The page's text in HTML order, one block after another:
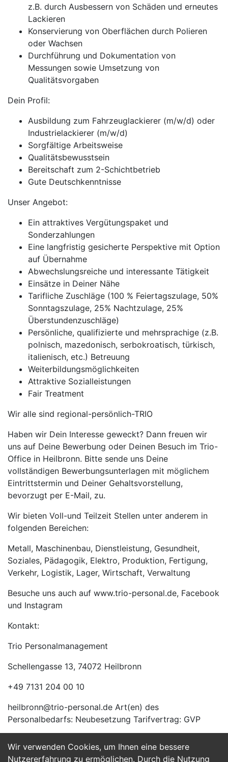
Wir verwenden Cookies, um Ihnen eine bessere
Nutzererfahrung zu ermöglichen. Durch die Nutzung
z.B. durch Ausbessern von Schäden und erneutes
Lackieren
Konservierung von Oberflächen durch Polieren
oder Wachsen
Durchführung und Dokumentation von
Messungen sowie Umsetzung von
Qualitätsvorgaben
Dein Profil:
Ausbildung zum Fahrzeuglackierer (m/w/d) oder
Industrielackierer (m/w/d)
Sorgfältige Arbeitsweise
Qualitätsbewusstsein
Bereitschaft zum 2-Schichtbetrieb
Gute Deutschkenntnisse
Unser Angebot:
Ein attraktives Vergütungspaket und
Sonderzahlungen
Eine langfristig gesicherte Perspektive mit Option
auf Übernahme
Abwechslungsreiche und interessante Tätigkeit
Einsätze in Deiner Nähe
Tarifliche Zuschläge (100 % Feiertagszulage, 50%
Sonntagszulage, 25% Nachtzulage, 25%
Überstundenzuschläge)
Persönliche, qualifizierte und mehrsprachige (z.B.
polnisch, mazedonisch, serbokroatisch, türkisch,
italienisch, etc.) Betreuung
Weiterbildungsmöglichkeiten
Attraktive Sozialleistungen
Fair Treatment
Wir alle sind regional-persönlich-TRIO
Haben wir Dein Interesse geweckt? Dann freuen wir
uns auf Deine Bewerbung oder Deinen Besuch im Trio-
Office in Heilbronn. Bitte sende uns Deine
vollständigen Bewerbungsunterlagen mit möglichem
Eintrittstermin und Deiner Gehaltsvorstellung,
bevorzugt per E-Mail, zu.
Wir bieten Voll-und Teilzeit Stellen unter anderem in
folgenden Bereichen:
Metall, Maschinenbau, Dienstleistung, Gesundheit,
Soziales, Pädagogik, Elektro, Produktion, Fertigung,
Verkehr, Logistik, Lager, Wirtschaft, Verwaltung
Besuche uns auch auf www.trio-personal.de, Facebook
und Instagram
Kontakt:
Trio Personalmanagement
Schellengasse 13, 74072 Heilbronn
+49 7131 204 00 10
heilbronn@trio-personal.de Art(en) des
Personalbedarfs: Neubesetzung Tarifvertrag: GVP
Jetzt Bewerben